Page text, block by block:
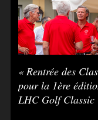
« Rentrée des
pour la 1ère
LHC Golf Classic